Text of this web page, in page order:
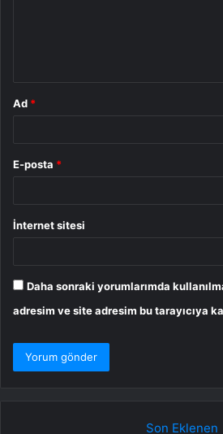
Ad *
E-posta *
İnternet sitesi
Daha sonraki yorumlarımda
adresim ve site adresim bu tarayıcıya
Son Eklenen